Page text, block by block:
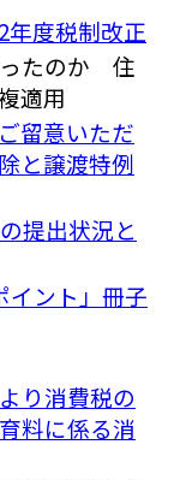
度税制改正
ったのか 住
適用
留意いただ
と譲渡特例
提出状況と
イント」冊子
り消費税の
料に係る消